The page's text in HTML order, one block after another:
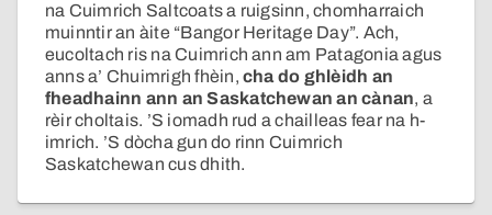
na Cuimrich Saltcoats a ruigsinn, chomharraich
muinntir an àite “Bangor Heritage Day”. Ach,
eucoltach ris na Cuimrich ann am Patagonia agus
anns a’ Chuimrigh fhèin,cha do ghlèidh an
fheadhainn ann an Saskatchewan an cànan, a
rèir choltais. ’S iomadh rud a chailleas fear na h-
imrich. ’S dòcha gun do rinn Cuimrich
Saskatchewan cus dhith.